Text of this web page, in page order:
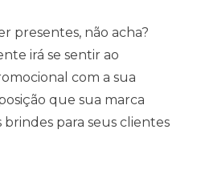
presentes, não acha?
irá se sentir ao
com a sua
que sua marca
para seus clientes